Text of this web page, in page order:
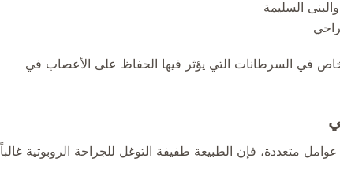
السليمة
في السرطانات التي يؤثر فيها الحفاظ على الأعصاب في
متعددة، فإن الطبيعة طفيفة التوغل للجراحة الروبوتية غالباً